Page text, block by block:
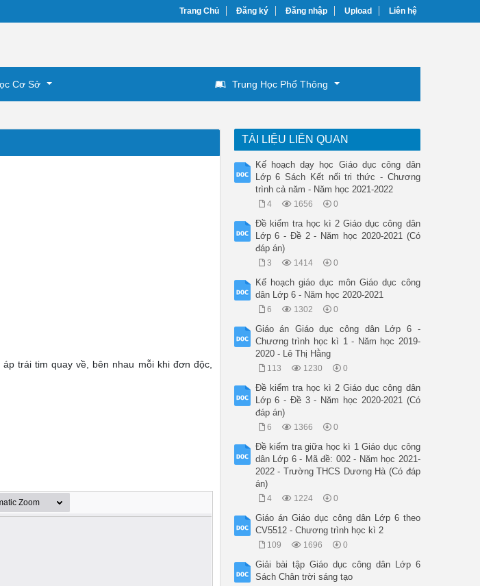
Trang Chủ Đăng ký Đăng nhập Upload Liên hệ
Cơ Sở Trung Học Phổ Thông
trái tim quay về, bên nhau mỗi khi đơn độc,
TÀI LIỆU LIÊN QUAN
Kế hoạch dạy học Giáo dục công dân
Lớp 6 Sách Kết nối tri thức - Chương
trình cả năm - Năm học 2021-2022
4 1656 0
Đề kiểm tra học kì 2 Giáo dục công dân
Lớp 6 - Đề 2 - Năm học 2020-2021 (Có
đáp án)
3 1414 0
Kế hoạch giáo dục môn Giáo dục công
dân Lớp 6 - Năm học 2020-2021
6 1302 0
Giáo án Giáo dục công dân Lớp 6 -
Chương trình học kì 1 - Năm học 2019-
2020 - Lê Thị Hằng
113 1230 0
Đề kiểm tra học kì 2 Giáo dục công dân
Lớp 6 - Đề 3 - Năm học 2020-2021 (Có
đáp án)
6 1366 0
Đề kiểm tra giữa học kì 1 Giáo dục công
dân Lớp 6 - Mã đề: 002 - Năm học 2021-
2022 - Trường THCS Dương Hà (Có đáp
án)
4 1224 0
Giáo án Giáo dục công dân Lớp 6 theo
CV5512 - Chương trình học kì 2
109 1696 0
Giải bài tập Giáo dục công dân Lớp 6
Sách Chân trời sáng tạo